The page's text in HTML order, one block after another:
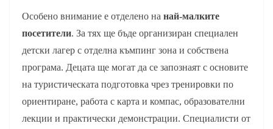
Особено внимание е отделено на най-малките
посетители. За тях ще бъде организиран специален
детски лагер с отделна къмпинг зона и собствена
програма. Децата ще могат да се запознаят с основите
на туристическата подготовка чрез тренировки по
ориентиране, работа с карта и компас, образователни
лекции и практически демонстрации. Специалисти от